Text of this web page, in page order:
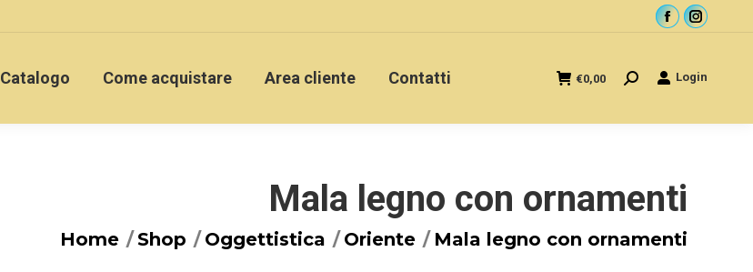
Facebook
opens
new
opens
new
Catalogo Come acquistare Area cliente Contatti €0,00 Cerca Login
Mala legno con ornamenti
You are here:
Home Shop Oggettistica Oriente Mala legno con ornamenti